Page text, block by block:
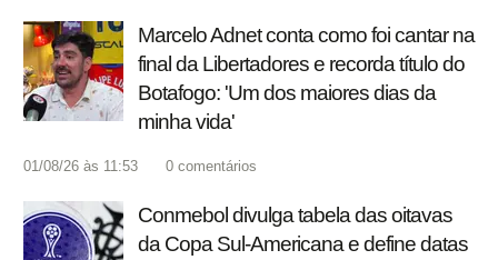
Marcelo Adnet conta como foi cantar na
final da Libertadores e recorda título do
Botafogo: 'Um dos maiores dias da
minha vida'
01/08/26 às 11:53 0 comentários
Conmebol divulga tabela das oitavas
da Copa Sul-Americana e define datas